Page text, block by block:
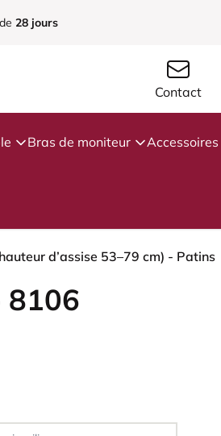
28 jours
Contact
Bras de moniteur Accessoires
d’assise 53–79 cm) - Patins
8106